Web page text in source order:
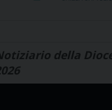
della